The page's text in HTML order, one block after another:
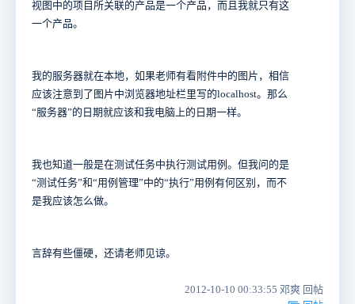
视图中的项目所关联的产品是一个产品，而且我就只有这
一个产品。
我的服务器就在本地，如果老师有看附件中的图片，相信
应该注意到了图片中浏览器地址栏里写的localhost。那么
“服务器”的日期就应该和我电脑上的日期一样。
我也知道一般是在测试任务中执行测试用例。但我问的是
“测试任务”和“用例管理”中的“执行”用例有何区别，而不
是我应该怎么做。
言辞有些僵硬，还请老师见谅。
2012-10-10 00:33:55 邓爽 回帖